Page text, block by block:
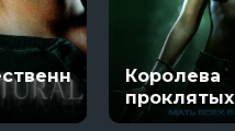
Королева
проклятых